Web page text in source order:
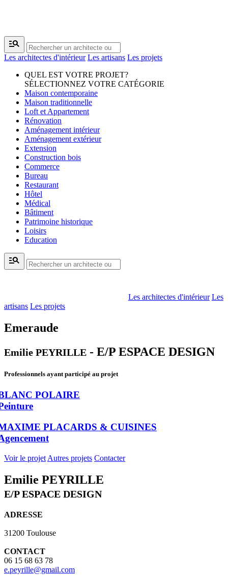
manage_search
Les architectes d'intérieur Les artisans Les projets
QUEL EST VOTRE PROJET?
SÉLECTIONNEZ VOTRE CATÉGORIE
Maison contemporaine
Maison traditionnelle
Loft et Appartement
Rénovation
Aménagement intérieur
Aménagement extérieur
Extension
Construction bois
Commerce
Bureau
Restaurant
Hôtel
Médical
Bâtiment
Patrimoine historique
Loisirs
Education
manage_search
Les architectes d'intérieur Les
artisans Les projets
Emeraude
Emilie PEYRILLE - E/P ESPACE DESIGN
Professionnels ayant participé au projet
POLAIRE
PLACARDS & CUISINES
Voir le projet Autres projets Contacter
Emilie PEYRILLE
E/P ESPACE DESIGN
ADRESSE
31200 Toulouse
CONTACT
06 15 68 63 78
e.peyrille@gmail.com